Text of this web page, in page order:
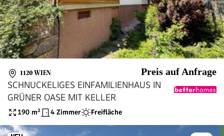
1120 WIEN Preis auf Anfrage
SCHNUCKELIGES EINFAMILIENHAUS IN
GRÜNER OASE MIT KELLER
190 m² 4 Zimmer Freifläche